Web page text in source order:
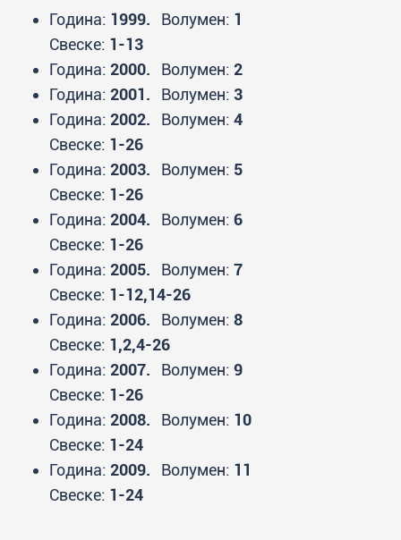
Година: 1999. Волумен: 1
Свеске: 1-13
Година: 2000. Волумен: 2
Година: 2001. Волумен: 3
Година: 2002. Волумен: 4
Свеске: 1-26
Година: 2003. Волумен: 5
Свеске: 1-26
Година: 2004. Волумен: 6
Свеске: 1-26
Година: 2005. Волумен: 7
Свеске: 1-12,14-26
Година: 2006. Волумен: 8
Свеске: 1,2,4-26
Година: 2007. Волумен: 9
Свеске: 1-26
Година: 2008. Волумен: 10
Свеске: 1-24
Година: 2009. Волумен: 11
Свеске: 1-24